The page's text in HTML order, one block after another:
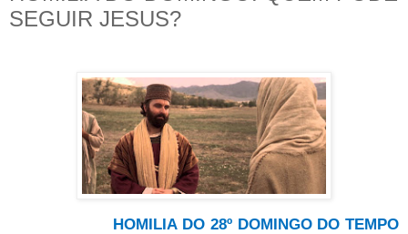
SEGUIR JESUS?
HOMILIA DO 28º DOMINGO DO TEMPO